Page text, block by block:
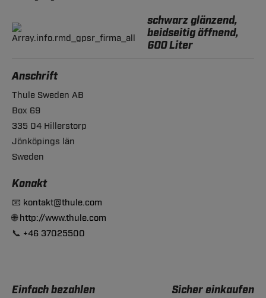
schwarz glänzend,
beidseitig öffnend,
600 Liter
Anschrift
Thule Sweden AB
Box 69
335 04 Hillerstorp
Jönköpings län
Sweden
Konakt
📧 kontakt@thule.com
🌐http://www.thule.com
📞 +46 37025500
Einfach bezahlen Sicher einkaufen